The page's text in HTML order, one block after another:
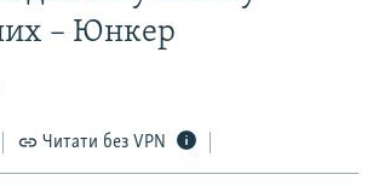
– Юнкер
Читати без VPN